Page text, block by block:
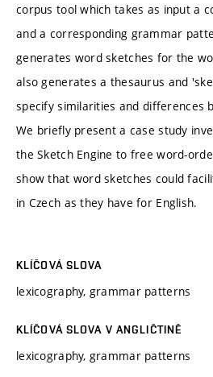
corpus tool which takes as input a
and a corresponding grammar
generates word sketches for the
also generates a thesaurus and
specify similarities and differences
We briefly present a case study
the Sketch Engine to free word-
show that word sketches could
in Czech as they have for English.
KLÍČOVÁ SLOVA
lexicography, grammar patterns
KLÍČOVÁ SLOVA V ANGLIČTINĚ
lexicography, grammar patterns